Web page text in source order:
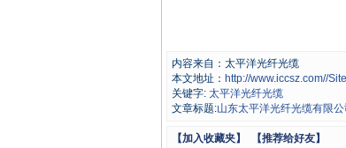
内容来自：太平洋光纤光缆
本文地址： http://www.iccsz.com//
关键字: 太平洋光纤光缆
文章标题:山东太平洋光纤光缆有限公
【加入收藏夹】 【推荐给好友】